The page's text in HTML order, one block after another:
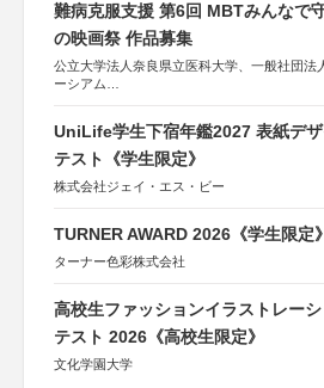
難病克服支援 第6回 MBTみんなで
の映画祭 作品募集
公立大学法人奈良県立医科大学、一般社団法
ーシアム
協力：読売新聞社
後援：厚生労働省
文部科学省
日本経済団体連合会
「“よい仕事おこし”フェア」実行委員会
関西文化学術研究都市推進機構
東京難病団体連絡協議会
UniLife学生下宿年鑑2027 表紙デ
テスト《学生限定》
株式会社ジェイ・エス・ビー
TURNER AWARD 2026《学生限定》
ターナー色彩株式会社
高校生ファッションイラストレー
テスト 2026《高校生限定》
文化学園大学